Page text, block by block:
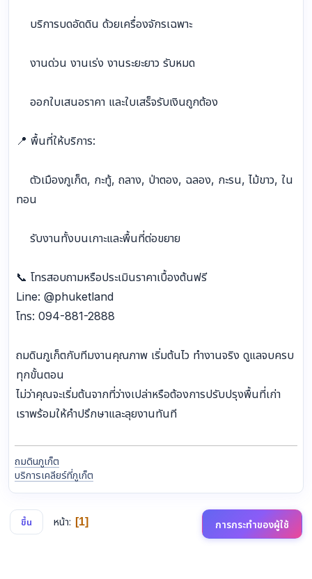
บริการบดอัดดิน ด้วยเครื่องจักรเฉพาะ
งานด่วน งานเร่ง งานระยะยาว รับหมด
ออกใบเสนอราคา และใบเสร็จรับเงินถูกต้อง
📍 พื้นที่ให้บริการ:
ตัวเมืองภูเก็ต, กะทู้, ถลาง, ป่าตอง, ฉลอง, กะรน, ไม้ขาว, ใน
ทอน
รับงานทั้งบนเกาะและพื้นที่ต่อขยาย
📞 โทรสอบถามหรือประเมินราคาเบื้องต้นฟรี
Line: @phuketland
โทร: 094-881-2888
ถมดินภูเก็ตกับทีมงานคุณภาพ เริ่มต้นไว ทำงานจริง ดูแลจบครบ
ทุกขั้นตอน
ไม่ว่าคุณจะเริ่มต้นจากที่ว่างเปล่าหรือต้องการปรับปรุงพื้นที่เก่า
เราพร้อมให้คำปรึกษาและลุยงานทันที
ถมดินภูเก็ต
บริการเคลียร์ที่ภูเก็ต
ขึ้น หน้า 1 การกระทำของผู้ใช้